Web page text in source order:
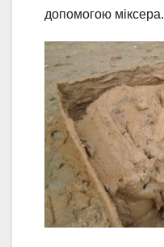
допомогою міксера.